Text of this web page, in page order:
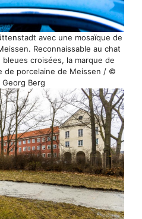
avec une mosaïque de
Reconnaissable au chat
croisées, la marque de
de porcelaine de Meissen / ©
Georg Berg